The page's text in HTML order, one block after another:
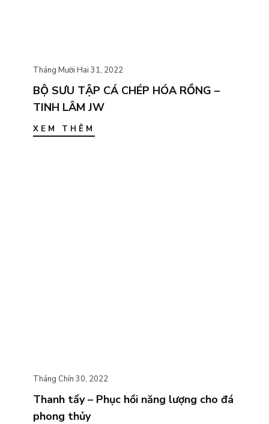
Tháng Mười Hai 31, 2022
BỘ SƯU TẬP CÁ CHÉP HÓA RỒNG –
TINH LÂM JW
XEM THÊM
Tháng Chín 30, 2022
Thanh tẩy – Phục hồi năng lượng cho đá
phong thủy